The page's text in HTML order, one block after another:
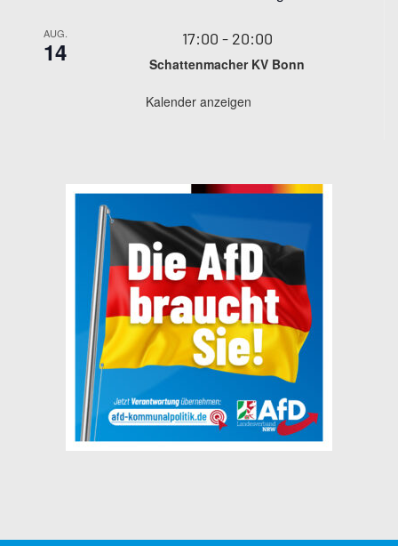
AUG.
14 17:00 - 20:00
Schattenmacher KV Bonn
Kalender anzeigen